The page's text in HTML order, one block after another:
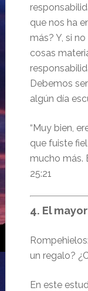
que nos ha
más? Y, si
cosas
Debemos
algún día
“Muy bien,
que fuiste
mucho más.
25:21
4. El
un regalo?
En este